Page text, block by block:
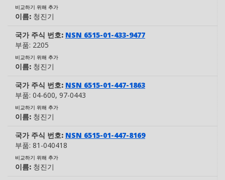
비교하기 위해 추가
이름: 청진기
국가 주식 번호: NSN 6515-01-433-9477
부품: 2205
비교하기 위해 추가
이름: 청진기
국가 주식 번호: NSN 6515-01-447-1863
부품: 04-600, 97-0443
비교하기 위해 추가
이름: 청진기
국가 주식 번호: NSN 6515-01-447-8169
부품: 81-040418
비교하기 위해 추가
이름: 청진기